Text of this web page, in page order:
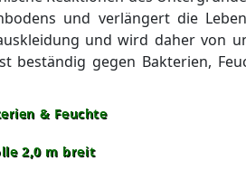
und verlängert die
und wird daher von
beständig gegen Bakterien,
& Feuchte
2,0 m breit